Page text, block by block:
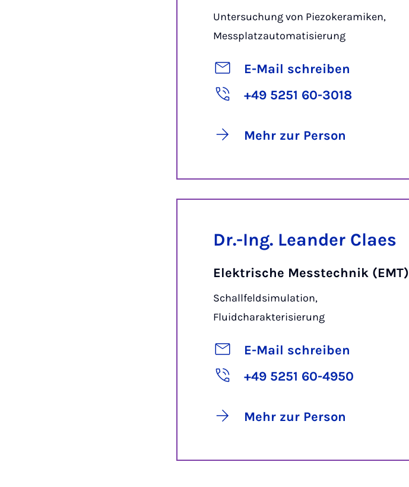
Untersuchung von Piezokeramiken,
Messplatzautomatisierung
E-Mail schreiben
+49 5251 60-3018
Mehr zur Person
Dr.-Ing. Leander Claes
Elektrische Messtechnik (EMT)
Schallfeldsimulation,
Fluidcharakterisierung
E-Mail schreiben
+49 5251 60-4950
Mehr zur Person